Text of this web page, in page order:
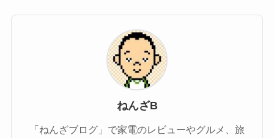
ねんざB
「ねんざブログ」で家電のレビューやグルメ、旅